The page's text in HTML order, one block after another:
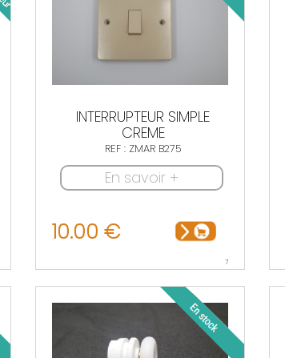
INTERRUPTEUR SIMPLE
CREME
REF : ZMAR B275
En savoir +
10.00 €
7